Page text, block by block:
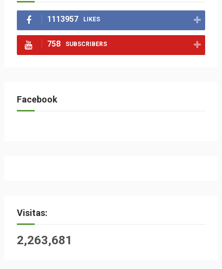
1113957 LIKES
758 SUBSCRIBERS
Facebook
Visitas:
2,263,681